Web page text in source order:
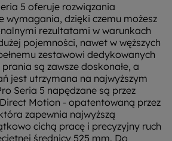
5 oferuje rozwiązania
wymagania, dzięki czemu możesz
rezultatami w warunkach
pojemności, nawet w węższych
zestawowi dedykowanych
są zawsze doskonałe, a
jest utrzymana na najwyższym
Seria 5 napędzane są przez
Motion - opatentowaną przez
zapewnia najwyższą
cichą pracę i precyzyjny ruch
średnicy 525 mm. Do